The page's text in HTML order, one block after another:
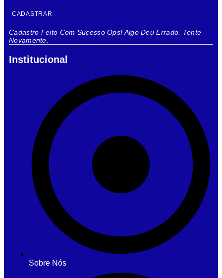
CADASTRAR
Cadastro Feito Com Sucesso Ops! Algo Deu Errado. Tente
Novamente.
Institucional
Sobre Nós